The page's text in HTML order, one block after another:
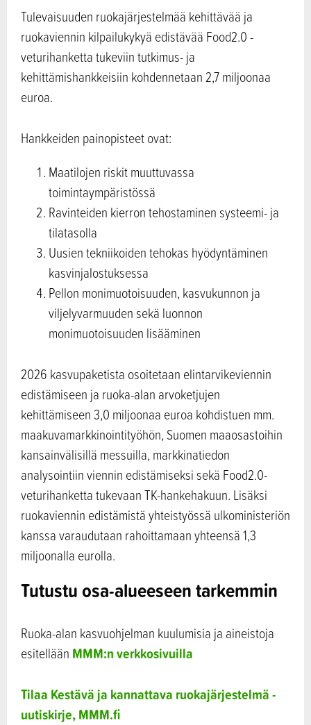
Tulevaisuuden ruokajärjestelmää kehittävää ja
ruokaviennin kilpailukykyä edistävää Food2.0 -
veturihanketta tukeviin tutkimus- ja
kehittämishankkeisiin kohdennetaan 2,7 miljoonaa
euroa.
Hankkeiden painopisteet ovat:
Maatilojen riskit muuttuvassa
toimintaympäristössä
Ravinteiden kierron tehostaminen systeemi- ja
tilatasolla
Uusien tekniikoiden tehokas hyödyntäminen
kasvinjalostuksessa
Pellon monimuotoisuuden, kasvukunnon ja
viljelyvarmuuden sekä luonnon
monimuotoisuuden lisääminen
2026 kasvupaketista osoitetaan elintarvikeviennin
edistämiseen ja ruoka-alan arvoketjujen
kehittämiseen 3,0 miljoonaa euroa kohdistuen mm.
maakuvamarkkinointityöhön, Suomen maaosastoihin
kansainvälisillä messuilla, markkinatiedon
analysointiin viennin edistämiseksi sekä Food2.0-
veturihanketta tukevaan TK-hankehakuun. Lisäksi
ruokaviennin edistämistä yhteistyössä ulkoministeriön
kanssa varaudutaan rahoittamaan yhteensä 1,3
miljoonalla eurolla.
Tutustu osa-alueeseen tarkemmin
Ruoka-alan kasvuohjelman kuulumisia ja aineistoja
esitellään MMM:n verkkosivuilla
Tilaa Kestävä ja kannattava ruokajärjestelmä -
uutiskirje, MMM.fi